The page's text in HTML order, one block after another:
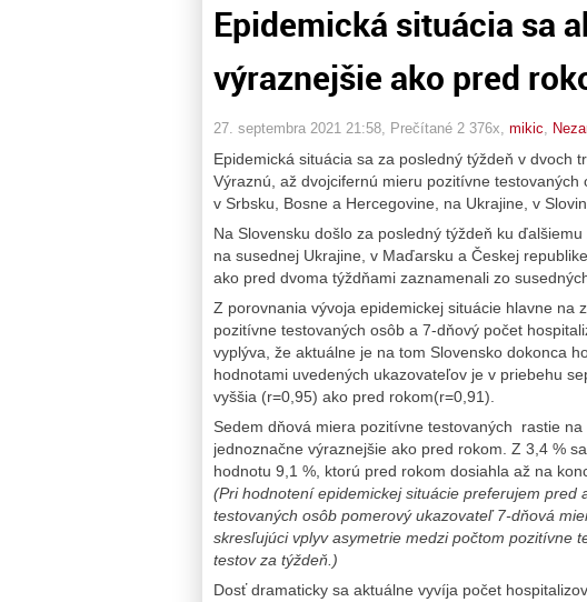
Epidemická situácia sa
výraznejšie ako pred
27. septembra 2021 21:58 , Prečítané 2 376x, mikic
Epidemická situácia sa za posledný týždeň v dvoch
Výraznú, až dvojcifernú mieru pozitívne
v Srbsku, Bosne a Hercegovine, na Ukrajine, v
Na Slovensku došlo za posledný týždeň ku
na susednej Ukrajine, v Maďarsku a Českej
ako pred dvoma týždňami zaznamenali zo
Z porovnania vývoja epidemickej situácie hlavne na
pozitívne testovaných osôb a 7-dňový počet
vyplýva, že aktuálne je na tom Slovensko dokonca
hodnotami uvedených ukazovateľov je v priebehu
vyššia (r=0,95) ako pred rokom(r=0,91).
Sedem dňová miera pozitívne testovaných rastie
jednoznačne výraznejšie ako pred rokom. Z 3,4 %
hodnotu 9,1 %, ktorú pred rokom dosiahla až na
(Pri hodnotení epidemickej situácie preferujem
testovaných osôb pomerový ukazovateľ 7-dňová
skresľujúci vplyv asymetrie medzi počtom pozitívne
testov za týždeň.)
Dosť dramaticky sa aktuálne vyvíja počet